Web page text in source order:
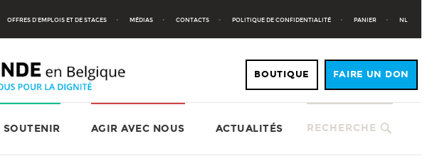
OFFRES D’EMPLOIS ET DE STAGES MÉDIAS CONTACTS POLITIQUE DE CONFIDENTIALITÉ PANIER NL
RECHERCHE
SOUTENIR AGIR AVEC NOUS ACTUALITÉS